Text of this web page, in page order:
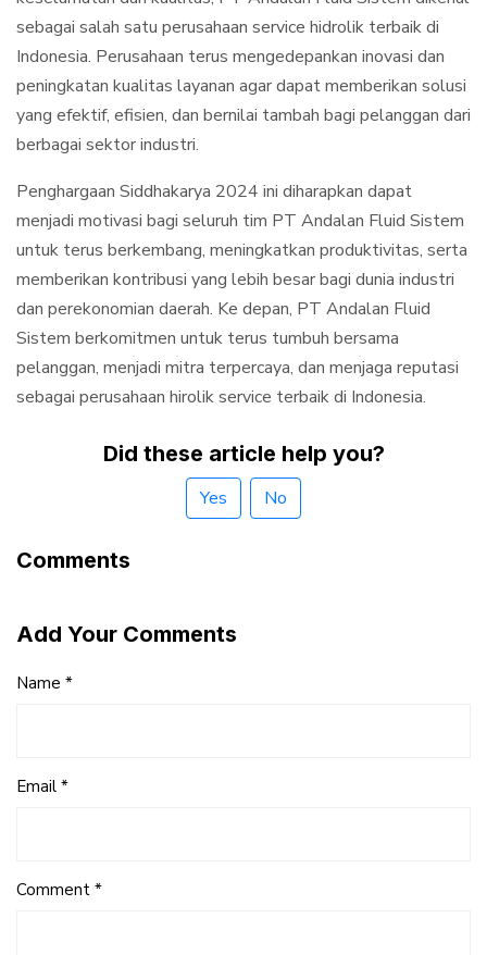
sebagai salah satu perusahaan service hidrolik terbaik di
Indonesia. Perusahaan terus mengedepankan inovasi dan
peningkatan kualitas layanan agar dapat memberikan solusi
yang efektif, efisien, dan bernilai tambah bagi pelanggan dari
berbagai sektor industri.
Penghargaan Siddhakarya 2024 ini diharapkan dapat
menjadi motivasi bagi seluruh tim PT Andalan Fluid Sistem
untuk terus berkembang, meningkatkan produktivitas, serta
memberikan kontribusi yang lebih besar bagi dunia industri
dan perekonomian daerah. Ke depan, PT Andalan Fluid
Sistem berkomitmen untuk terus tumbuh bersama
pelanggan, menjadi mitra terpercaya, dan menjaga reputasi
sebagai perusahaan hirolik service terbaik di Indonesia.
Did these article help you?
Yes No
Comments
Add Your Comments
Name *
Email *
Comment *